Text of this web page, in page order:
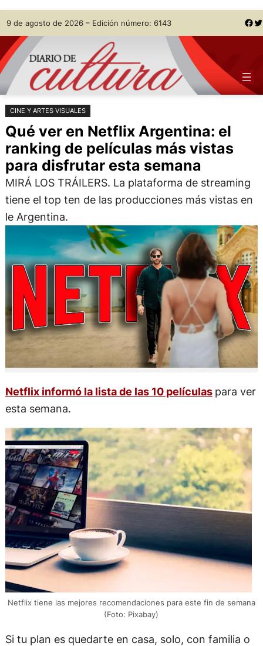
Saltar
al
contenido
Skip
to
content
9 de agosto de 2026 – Edición número: 6143 Facebook Twitter
CINE Y ARTES VISUALES
Qué ver en Netflix Argentina: el
ranking de películas más vistas
para disfrutar esta semana
MIRÁ LOS TRÁILERS. La plataforma de streaming
tiene el top ten de las producciones más vistas en
le Argentina.
Netflix informó la lista de las 10 películas para ver
esta semana.
Netflix tiene las mejores recomendaciones para este fin de semana
(Foto: Pixabay)
Si tu plan es quedarte en casa, solo, con familia o